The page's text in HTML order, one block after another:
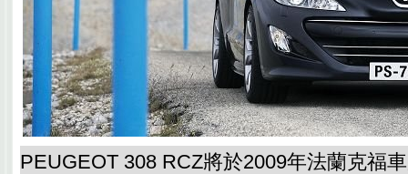
PEUGEOT 308 RCZ將於2009年法蘭克福